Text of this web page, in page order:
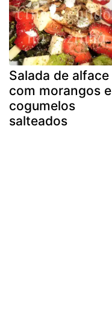
Salada de alface
com morangos e
cogumelos
salteados